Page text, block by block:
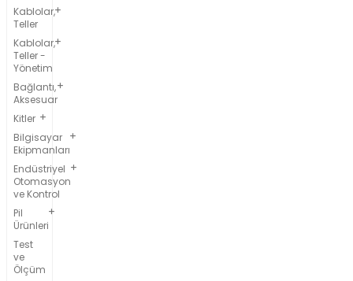
Kablolar,
Teller
Kablolar,
Teller -
Yönetim
Bağlantı,
Aksesuar
Kitler
Bilgisayar
Ekipmanları
Endüstriyel
Otomasyon
ve Kontrol
Pil
Ürünleri
Test
ve
Ölçüm